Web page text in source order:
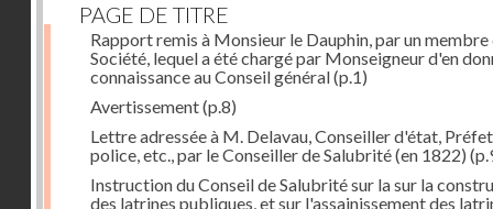
PAGE DE TITRE
Rapport remis à Monsieur le Dauphin, par un membre
Société, lequel a été chargé par Monseigneur d'en
connaissance au Conseil général(p.1)
Avertissement(p.8)
Lettre adressée à M. Delavau, Conseiller d'état,
police, etc., par le Conseiller de Salubrité (en 1822)
Instruction du Conseil de Salubrité sur la sur la
des latrines publiques, et sur l'assainissement des